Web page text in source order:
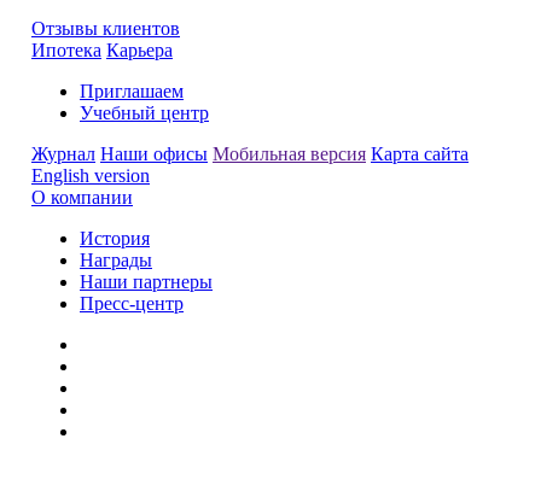
Отзывы клиентов
Ипотека Карьера
Приглашаем
Учебный центр
Журнал Наши офисы Мобильная версия Карта сайта
English version
О компании
История
Награды
Наши партнеры
Пресс-центр